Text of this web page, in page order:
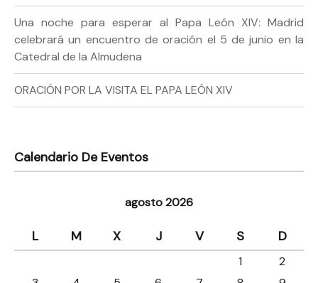
Una noche para esperar al Papa León XIV: Madrid
celebrará un encuentro de oración el 5 de junio en la
Catedral de la Almudena
ORACIÓN POR LA VISITA EL PAPA LEÓN XIV
Calendario De Eventos
agosto 2026
L M X J V S D
1
2